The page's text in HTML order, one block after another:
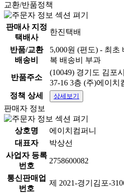
교환/반품정책
판매사 지정
택배사
한진택배
반품/교환
배송비
5,000원 (편도) - 최
복 배송비 부과
반품주소
(10049) 경기도 김포
37-16 3층 (주)에이치
정책 상세
상세보기
판매자 정보
상호명
에이치컴퍼니
대표자
박상선
사업자 등록
번호
2758600082
통신판매업
번호
제 2021-경기김포-